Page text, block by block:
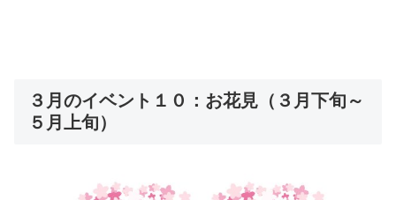
３月のイベント１０：お花見（３月下旬～
５月上旬）